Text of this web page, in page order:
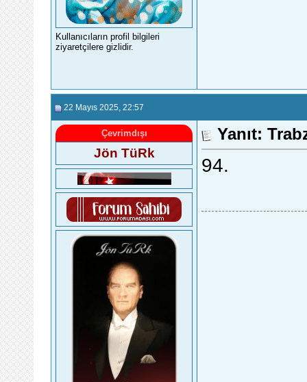
Kullanıcıların profil bilgileri
ziyaretçilere gizlidir.
22 Mayıs 2025 , 22:57
Çevrimdışı
Jön TüRk
Yanıt:
94.